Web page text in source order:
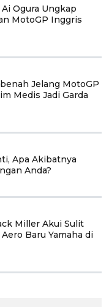
Ogura Ungkap
MotoGP Inggris
Jelang MotoGP
Medis Jadi Garda
Apa Akibatnya
Anda?
Miller Akui Sulit
Baru Yamaha di